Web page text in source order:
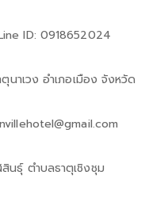
ID: 0918652024
าเวง อำเภอเมือง จังหวัด
นธุ์ ตำบลธาตุเชิงชุม